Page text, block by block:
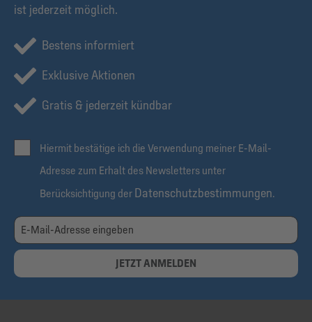
ist jederzeit möglich.
Bestens informiert
Exklusive Aktionen
Gratis & jederzeit kündbar
Hiermit bestätige ich die Verwendung meiner E-Mail-
Adresse zum Erhalt des Newsletters unter
Berücksichtigung der Datenschutzbestimmungen.
JETZT ANMELDEN